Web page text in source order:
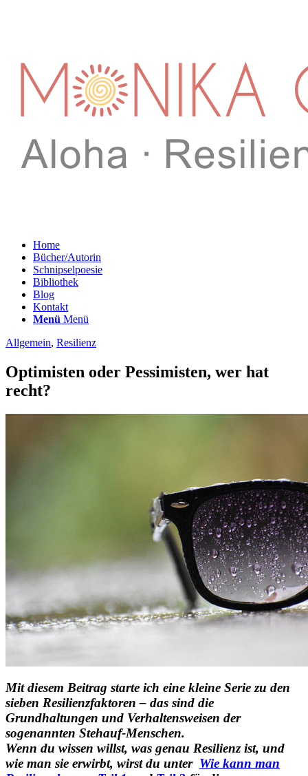
Home
Bücher/Autorin
Schnipselpoesie
Bibliothek
Blog
Kontakt
Menü Menü
Allgemein, Resilienz
Optimisten oder Pessimisten, wer hat
recht?
Mit diesem Beitrag starte ich eine kleine Serie zu den
sieben Resilienzfaktoren – das sind die
Grundhaltungen und Verhaltensweisen der
sogenannten Stehauf-Menschen.
Wenn du wissen willst, was genau Resilienz ist, und
wie man sie erwirbt, wirst du unter Wie kann man